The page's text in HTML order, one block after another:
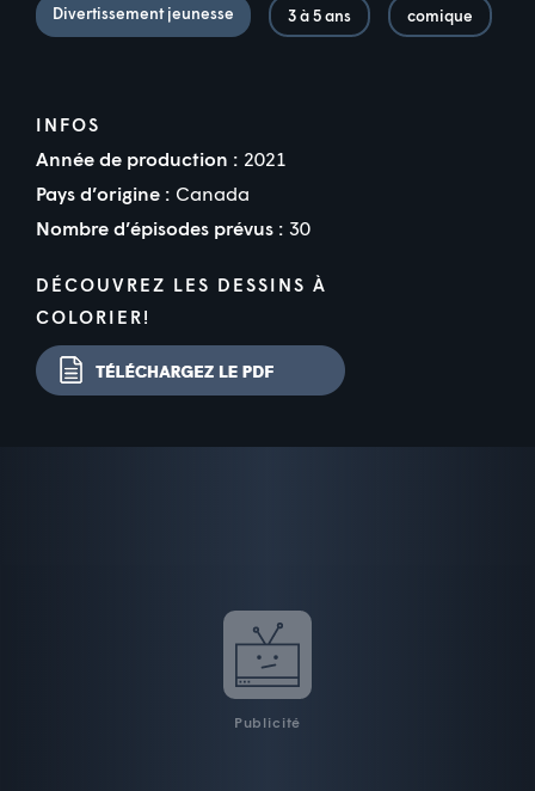
Divertissement jeunesse 3 à 5 ans comique
INFOS
Année de production : 2021
Pays d’origine : Canada
Nombre d’épisodes prévus : 30
DÉCOUVREZ LES DESSINS À
COLORIER!
Publicité